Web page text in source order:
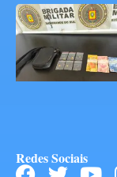
Redes Sociais